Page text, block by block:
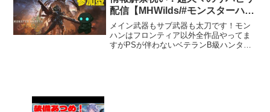
配信【MHWilds/#モンスターハン
ターワイルズ/ #タルヲカ】
メイン武器もサブ武器も太刀です！モン
ハンはフロンティア以外全作品やってま
すがPSが伴わないベテランB級ハンター